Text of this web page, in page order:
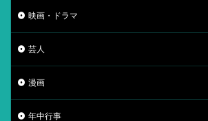
映画・ドラマ
芸人
漫画
年中行事